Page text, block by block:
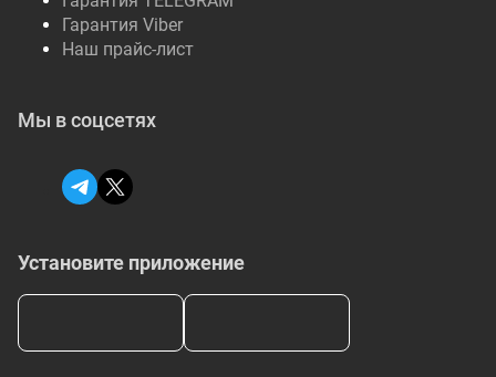
Гарантия Viber
Наш прайс-лист
Установите приложение
Мы в соцсетях